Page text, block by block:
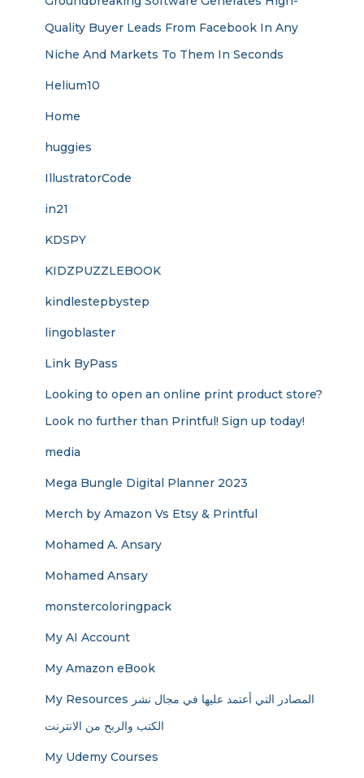
Quality Buyer Leads From Facebook In Any
Niche And Markets To Them In Seconds
Helium10
Home
huggies
IllustratorCode
in21
KDSPY
KIDZPUZZLEBOOK
kindlestepbystep
lingoblaster
Link ByPass
Looking to open an online print product store?
Look no further than Printful! Sign up today!
media
Mega Bungle Digital Planner 2023
Merch by Amazon Vs Etsy & Printful
Mohamed A. Ansary
Mohamed Ansary
monstercoloringpack
My AI Account
My Amazon eBook
My Resources المصادر التي أعتمد عليها في مجال نشر
الكتب والربح من الانترنت
My Udemy Courses